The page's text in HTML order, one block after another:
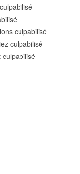
é
é
culpabilisé
culpabilisé
culpabilisé